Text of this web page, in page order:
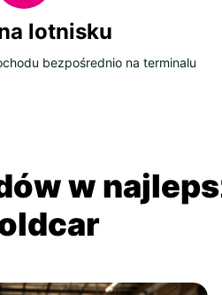
lotnisku
bezpośrednio na terminalu
w